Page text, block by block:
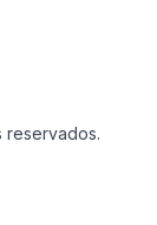
reservados.